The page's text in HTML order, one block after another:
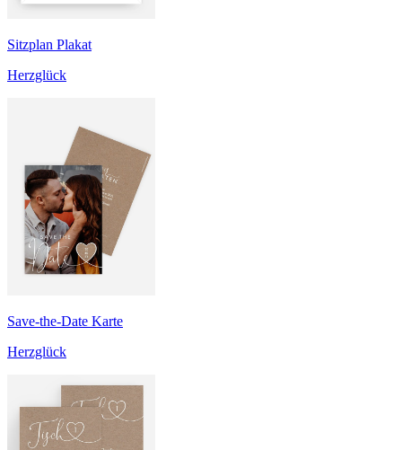
Sitzplan Plakat
Herzglück
Save-the-Date Karte
Herzglück